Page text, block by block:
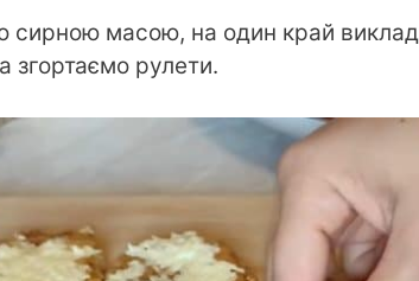
масою, на один край
згортаємо рулети.